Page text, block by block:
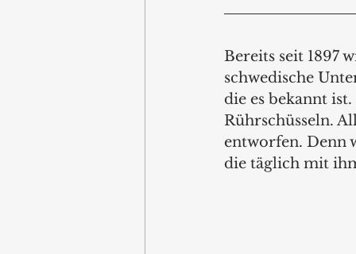
Bereits seit 1897
schwedische
die es bekannt
Rührschüsseln.
entworfen. Denn
die täglich mit